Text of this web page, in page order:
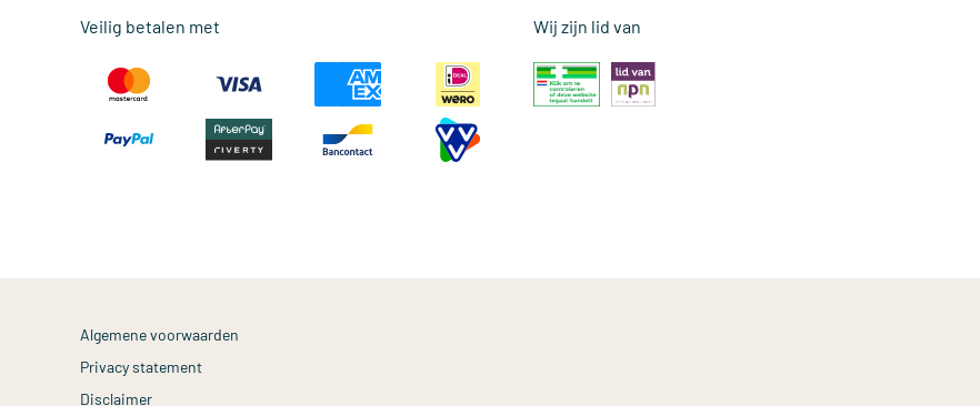
Veilig betalen met Wij zijn lid van
Algemene voorwaarden
Privacy statement
Disclaimer